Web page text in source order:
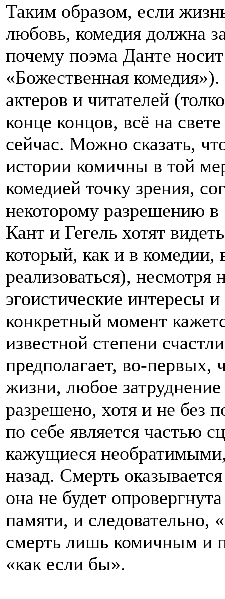
Таким образом, если
любовь, комедия должна
почему поэма Данте носит
«Божественная
актеров и читателей
конце концов, всё на
сейчас. Можно сказать,
истории комичны в той
комедией точку зрения,
некоторому разрешению
Кант и Гегель хотят
который, как и в комедии,
реализоваться), несмотря
эгоистические интересы
конкретный момент
известной степени
предполагает, во-первых,
жизни, любое
разрешено, хотя и не без
по себе является частью
кажущиеся
назад. Смерть
она не будет
памяти, и следовательно,
смерть лишь комичным и
«как если бы».